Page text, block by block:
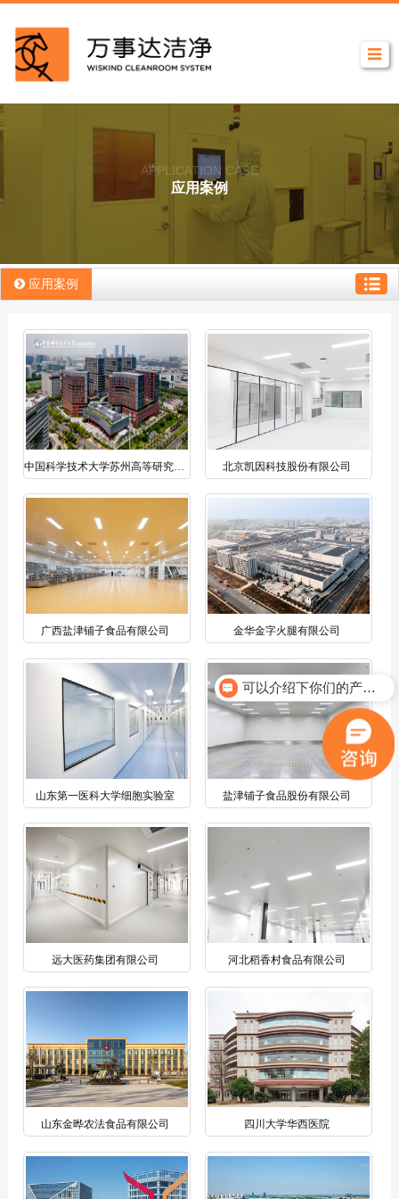
APPLICATION CASE
应用案例
应用案例
北京凯因科技股份有限公司
广西盐津铺子食品有限公司 金华金字火腿有限公司
山东第一医科大学细胞实验室 盐津铺子食品股份有限公司
远大医药集团有限公司 河北稻香村食品有限公司
山东金晔农法食品有限公司 四川大学华西医院
可以介绍下你们的产品么？